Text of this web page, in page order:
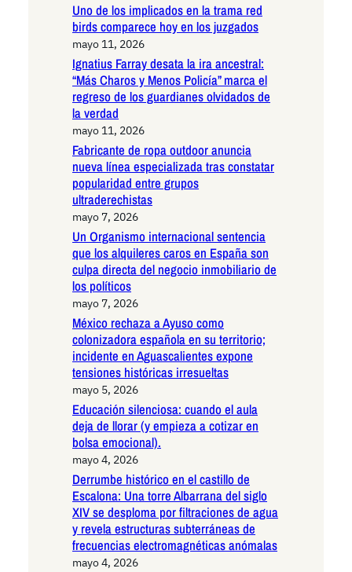
Uno de los implicados en la trama red
birds comparece hoy en los juzgados
mayo 11, 2026
Ignatius Farray desata la ira ancestral:
“Más Charos y Menos Policía” marca el
regreso de los guardianes olvidados de
la verdad
mayo 11, 2026
Fabricante de ropa outdoor anuncia
nueva línea especializada tras constatar
popularidad entre grupos
ultraderechistas
mayo 7, 2026
Un Organismo internacional sentencia
que los alquileres caros en España son
culpa directa del negocio inmobiliario de
los políticos
mayo 7, 2026
México rechaza a Ayuso como
colonizadora española en su territorio;
incidente en Aguascalientes expone
tensiones históricas irresueltas
mayo 5, 2026
Educación silenciosa: cuando el aula
deja de llorar (y empieza a cotizar en
bolsa emocional).
mayo 4, 2026
Derrumbe histórico en el castillo de
Escalona: Una torre Albarrana del siglo
XIV se desploma por filtraciones de agua
y revela estructuras subterráneas de
frecuencias electromagnéticas anómalas
mayo 4, 2026